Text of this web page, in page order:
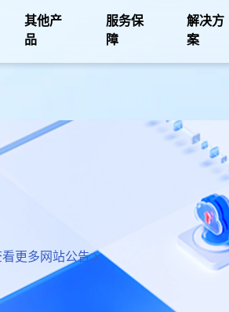
其他产
品
服务保
障
解决方
案
看更多网站公告